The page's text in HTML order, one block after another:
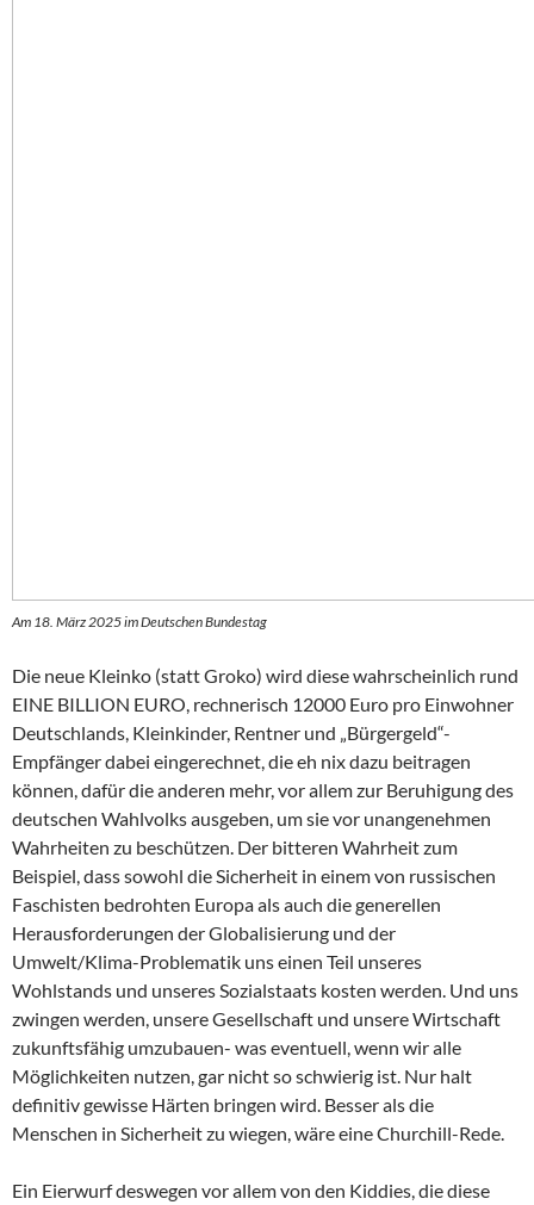
Am 18. März 2025 im Deutschen Bundestag
Die neue Kleinko (statt Groko) wird diese wahrscheinlich rund
EINE BILLION EURO, rechnerisch 12000 Euro pro Einwohner
Deutschlands, Kleinkinder, Rentner und „Bürgergeld“-
Empfänger dabei eingerechnet, die eh nix dazu beitragen
können, dafür die anderen mehr, vor allem zur Beruhigung des
deutschen Wahlvolks ausgeben, um sie vor unangenehmen
Wahrheiten zu beschützen. Der bitteren Wahrheit zum
Beispiel, dass sowohl die Sicherheit in einem von russischen
Faschisten bedrohten Europa als auch die generellen
Herausforderungen der Globalisierung und der
Umwelt/Klima-Problematik uns einen Teil unseres
Wohlstands und unseres Sozialstaats kosten werden. Und uns
zwingen werden, unsere Gesellschaft und unsere Wirtschaft
zukunftsfähig umzubauen- was eventuell, wenn wir alle
Möglichkeiten nutzen, gar nicht so schwierig ist. Nur halt
definitiv gewisse Härten bringen wird. Besser als die
Menschen in Sicherheit zu wiegen, wäre eine Churchill-Rede.
Ein Eierwurf deswegen vor allem von den Kiddies, die diese